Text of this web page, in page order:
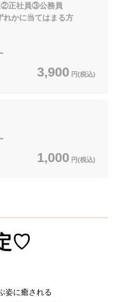
②正社員③公務員
てはまる方
3,900 円(税込)
1,000 円(税込)
♡
姿に癒される